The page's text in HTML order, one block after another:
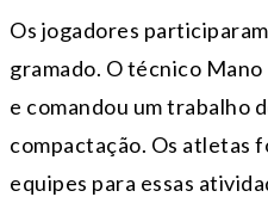
Os jogadores
gramado. O técnico
e comandou um trabalho
compactação. Os atletas
equipes para essas